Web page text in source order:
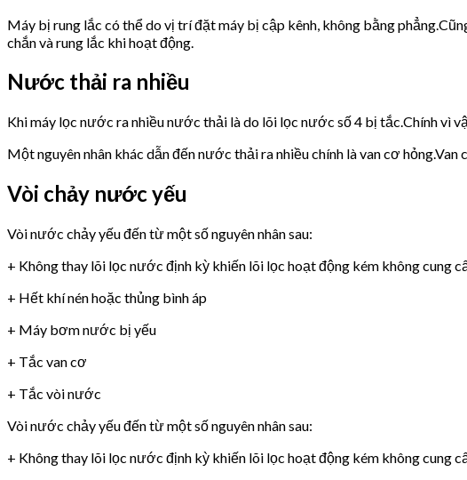
Máy bị rung lắc có thể do vị trí đặt máy bị cập kênh, không bằng
chắn và rung lắc khi hoạt động.
Nước thải ra nhiều
Khi máy lọc nước ra nhiều nước thải là do lõi lọc nước số 4 bị tắc.Chính vì
Một nguyên nhân khác dẫn đến nước thải ra nhiều chính là van cơ
Vòi chảy nước yếu
Vòi nước chảy yếu đến từ một số nguyên nhân sau:
+ Không thay lõi lọc nước định kỳ khiến lõi lọc hoạt động kém không cung
+ Hết khí nén hoặc thủng bình áp
+ Máy bơm nước bị yếu
+ Tắc van cơ
+ Tắc vòi nước
Vòi nước chảy yếu đến từ một số nguyên nhân sau:
+ Không thay lõi lọc nước định kỳ khiến lõi lọc hoạt động kém không cung